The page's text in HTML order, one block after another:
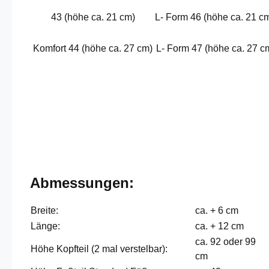
43 (höhe ca. 21 cm) L- Form 46 (höhe ca. 21
Komfort 44 (höhe ca. 27 cm) L- Form 47 (höhe ca. 27
Abmessungen:
Breite:
ca. + 6 cm
Länge:
ca. + 12 cm
Höhe Kopfteil (2 mal verstelbar):
ca. 92 oder 99
cm